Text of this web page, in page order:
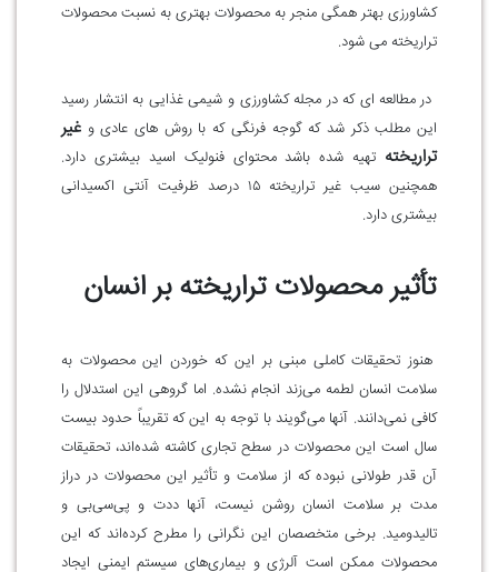
کشاورزی بهتر همگی منجر به محصولات بهتری به نسبت محصولات
تراریخته می شود.
در مطالعه ای که در مجله کشاورزی و شیمی غذایی به انتشار رسید
این مطلب ذکر شد که گوجه فرنگی که با روش های عادی و غیر
تراریخته تهیه شده باشد محتوای فنولیک اسید بیشتری دارد.
همچنین سیب غیر تراریخته ۱۵ درصد ظرفیت آنتی اکسیدانی
بیشتری دارد.
تأثیر محصولات تراریخته بر انسان
هنوز تحقیقات کاملی مبنی بر این که خوردن این محصولات به
سلامت انسان لطمه می‌زند انجام نشده. اما گروهی این استدلال را
کافی نمی‌دانند. آنها ‌می‌گویند با توجه به این که تقریباً حدود بیست
سال است این محصولات در سطح تجاری کاشته شده‌اند، تحقیقات
آن قدر طولانی نبوده که از سلامت و تأثیر این محصولات در دراز
مدت بر سلامت انسان روشن نیست، آنها ددت و پی‌سی‌بی و
تالیدومید. برخی متخصصان این نگرانی را مطرح کرده‌اند که این
محصولات ممکن است آلرژی و بیماری‌های سیستم ایمنی ایجاد